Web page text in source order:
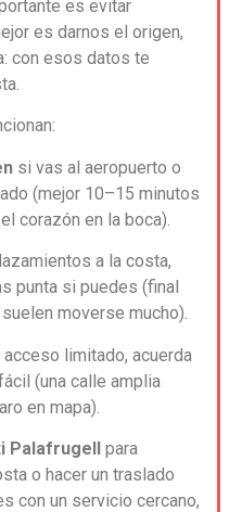
es evitar
es darnos el origen,
con esos datos te
si vas al aeropuerto o
(mejor 10–15 minutos
corazón en la boca).
a la costa,
punta si puedes (final
moverse mucho).
limitado, acuerda
(una calle amplia
en mapa).
Palafrugell para
o hacer un traslado
con un servicio cercano,